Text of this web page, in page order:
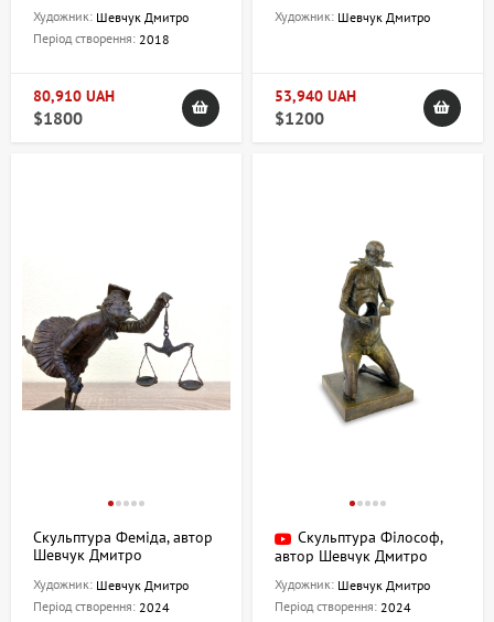
Художник: Шевчук Дмитро
Період створення: 2018
80,910 UAH
$1800
Художник: Шевчук Дмитро
53,940 UAH
$1200
Скульптура Феміда, автор
Шевчук Дмитро
Художник: Шевчук Дмитро
Період створення: 2024
Скульптура Філософ,
автор Шевчук Дмитро
Художник: Шевчук Дмитро
Період створення: 2024